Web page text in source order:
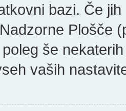
bazi. Če
Plošče
še
vaših